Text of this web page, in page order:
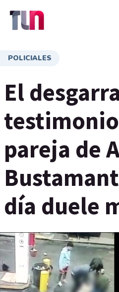
POLICIALES
El
pareja de
día duele